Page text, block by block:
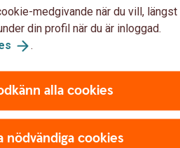
och få uppdaterad
medgivande när du vill, längst
din profil när du är inloggad.
.
alla cookies
nödvändiga cookies